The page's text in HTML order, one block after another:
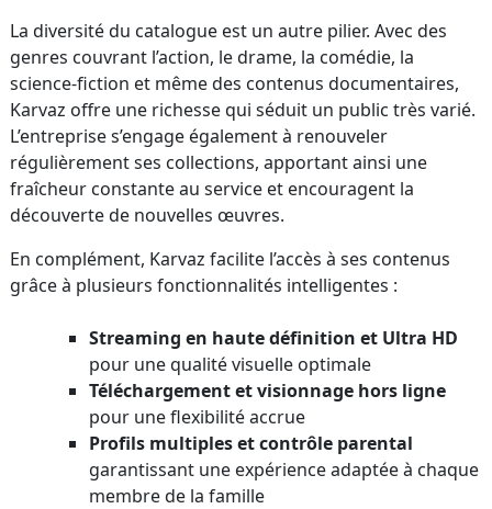
La diversité du catalogue est un autre pilier. Avec des
genres couvrant l’action, le drame, la comédie, la
science-fiction et même des contenus documentaires,
Karvaz offre une richesse qui séduit un public très varié.
L’entreprise s’engage également à renouveler
régulièrement ses collections, apportant ainsi une
fraîcheur constante au service et encouragent la
découverte de nouvelles œuvres.
En complément, Karvaz facilite l’accès à ses contenus
grâce à plusieurs fonctionnalités intelligentes :
Streaming en haute définition et Ultra HD
pour une qualité visuelle optimale
Téléchargement et visionnage hors ligne
pour une flexibilité accrue
Profils multiples et contrôle parental
garantissant une expérience adaptée à chaque
membre de la famille